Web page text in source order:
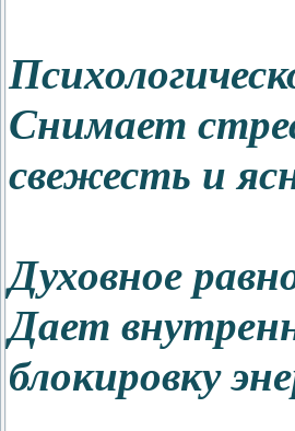
Снимает
свежесть и
Духовное
Дает
блокировку